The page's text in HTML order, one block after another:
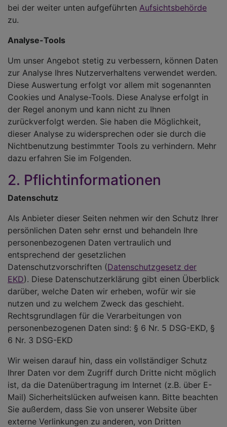
bei der weiter unten aufgeführten Aufsichtsbehörde
zu.
Analyse-Tools
Um unser Angebot stetig zu verbessern, können Daten
zur Analyse Ihres Nutzerverhaltens verwendet werden.
Diese Auswertung erfolgt vor allem mit sogenannten
Cookies und Analyse-Tools. Diese Analyse erfolgt in
der Regel anonym und kann nicht zu Ihnen
zurückverfolgt werden. Sie haben die Möglichkeit,
dieser Analyse zu widersprechen oder sie durch die
Nichtbenutzung bestimmter Tools zu verhindern. Mehr
dazu erfahren Sie im Folgenden.
2. Pflichtinformationen
Datenschutz
Als Anbieter dieser Seiten nehmen wir den Schutz Ihrer
persönlichen Daten sehr ernst und behandeln Ihre
personenbezogenen Daten vertraulich und
entsprechend der gesetzlichen
Datenschutzvorschriften (Datenschutzgesetz der
EKD). Diese Datenschutzerklärung gibt einen Überblick
darüber, welche Daten wir erheben, wofür wir sie
nutzen und zu welchem Zweck das geschieht.
Rechtsgrundlagen für die Verarbeitungen von
personenbezogenen Daten sind: § 6 Nr. 5 DSG-EKD, §
6 Nr. 3 DSG-EKD
Wir weisen darauf hin, dass ein vollständiger Schutz
Ihrer Daten vor dem Zugriff durch Dritte nicht möglich
ist, da die Datenübertragung im Internet (z.B. über E-
Mail) Sicherheitslücken aufweisen kann. Bitte beachten
Sie außerdem, dass Sie von unserer Website über
externe Verlinkungen zu anderen, von Dritten